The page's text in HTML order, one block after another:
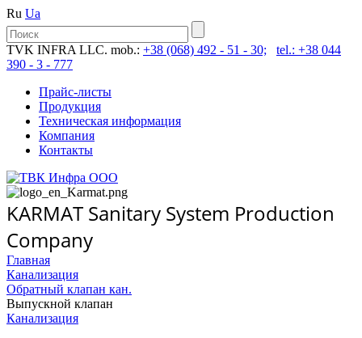
Ru Ua
TVK INFRA LLC. mob.: +38 (068) 492 - 51 - 30;
tel.: +38 044
390 - 3 - 777
Прайс-листы
Продукция
Техническая информация
Компания
Контакты
KARMAT Sanitary System Production
Company
Главная
Канализация
Обратный клапан кан.
Выпускной клапан
Канализация